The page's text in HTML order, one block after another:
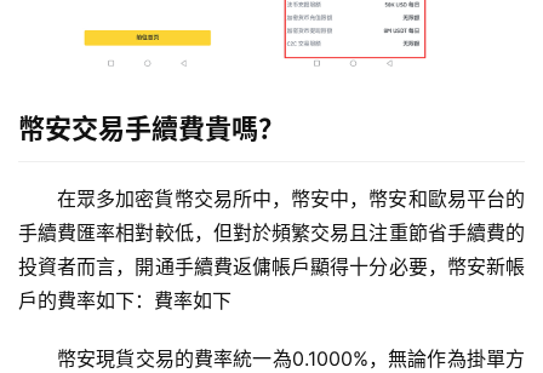
所
手
续
幣安交易手續費貴嗎？
在眾多加密貨幣交易所中，幣安中，幣安和歐易平台的
手續費匯率相對較低，但對於頻繁交易且注重節省手續費的
投資者而言，開通手續費返傭帳戶顯得十分必要，幣安新帳
戶的費率如下：費率如下
幣安現貨交易的費率統一為0.1000%，無論作為掛單方